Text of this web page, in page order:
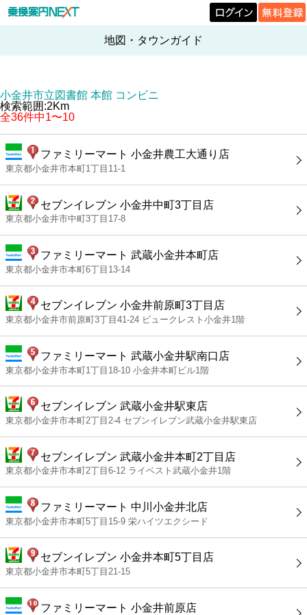
地図・タウンガイド
小金井市立図書館 本館 コンビニ
検索範囲:2Km
全36件中1〜10
ファミリーマート 小金井農工大通り店
東京都小金井市本町1丁目11-1
セブンイレブン 小金井中町3丁目店
東京都小金井市中町3丁目17-8
ファミリーマート 武蔵小金井本町店
東京都小金井市本町6丁目13-14
セブンイレブン 小金井前原町3丁目店
東京都小金井市前原町3丁目41-24 ビュークレスト小金井1階
ファミリーマート 武蔵小金井駅南口店
東京都小金井市本町1丁目18-10 小金井本町ビル1階
セブンイレブン 武蔵小金井駅東店
東京都小金井市本町2丁目2-4 セブンイレブン武蔵小金井駅東店
セブンイレブン 武蔵小金井本町2丁目店
東京都小金井市本町2丁目6-12 ライベスト武蔵小金井1階
ファミリーマート 中川小金井北店
東京都小金井市本町5丁目15-9 栄ハイツエクシード
セブンイレブン 小金井本町5丁目店
東京都小金井市本町5丁目21-15
ファミリーマート 小金井前原店